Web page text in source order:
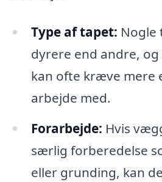
Type af tapet: Nogle
dyrere end andre,
kan ofte kræve mere
arbejde med.
Forarbejde: Hvis
særlig forberedelse
eller grunding, kan